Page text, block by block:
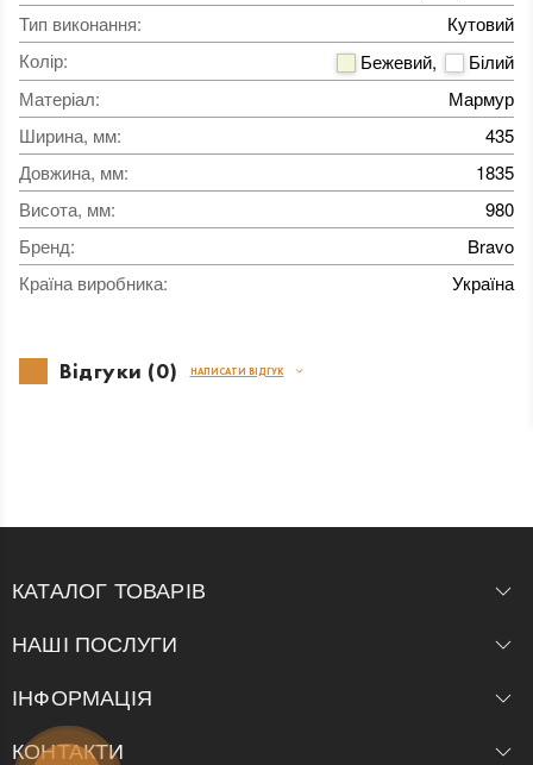
Тип виконання:
Кутовий
Колір: Бежевий,
Білий
Матеріал:
Мармур
Ширина, мм:
435
Довжина, мм:
1835
Висота, мм:
980
Бренд:
Bravo
Країна виробника: Україна
Відгуки (0) НАПИСАТИ ВІДГУК
КАТАЛОГ ТОВАРІВ
НАШІ ПОСЛУГИ
ІНФОРМАЦІЯ
КОНТАКТИ